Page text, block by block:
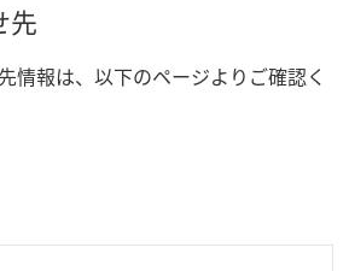
先
情報は、以下のページよりご確認く